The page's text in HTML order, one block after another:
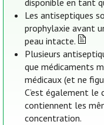
disponible en tant
Les antiseptiques
prophylaxie avant
peau intacte.
Plusieurs
que médicaments
médicaux (et ne
C’est également le
contiennent les
concentration.